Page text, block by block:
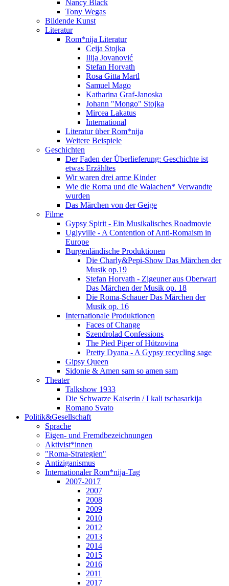
Nancy Black
Tony Wegas
Bildende Kunst
Literatur
Rom*nija Literatur
Ceija Stojka
Ilija Jovanović
Stefan Horvath
Rosa Gitta Martl
Samuel Mago
Katharina Graf-Janoska
Johann "Mongo" Stojka
Mircea Lakatus
International
Literatur über Rom*nija
Weitere Beispiele
Geschichten
Der Faden der Überlieferung: Geschichte ist
etwas Erzähltes
Wir waren drei arme Kinder
Wie die Roma und die Walachen* Verwandte
wurden
Das Märchen von der Geige
Filme
Gypsy Spirit - Ein Musikalisches Roadmovie
Uglyville - A Contention of Anti-Romaism in
Europe
Burgenländische Produktionen
Die Charly&Pepi-Show Das Märchen der
Musik op.19
Stefan Horvath - Zigeuner aus Oberwart
Das Märchen der Musik op. 18
Die Roma-Schauer Das Märchen der
Musik op. 16
Internationale Produktionen
Faces of Change
Szendrolad Confessions
The Pied Piper of Hützovina
Pretty Dyana - A Gypsy recycling sage
Gipsy Queen
Sidonie & Amen sam so amen sam
Theater
Talkshow 1933
Die Schwarze Kaiserin / I kali tschasarkija
Romano Svato
Politik&Gesellschaft
Sprache
Eigen- und Fremdbezeichnungen
Aktivist*innen
"Roma-Strategien"
Antiziganismus
Internationaler Rom*nija-Tag
2007-2017
2007
2008
2009
2010
2012
2013
2014
2015
2016
2011
2017